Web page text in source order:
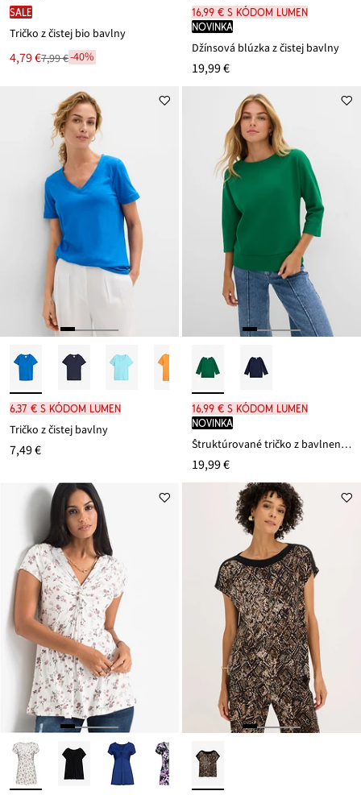
SALE
Tričko z čistej bio bavlny
Nová
cena
4,79 €
Zľava7,99 €-40%
16,99 € s kódom LUMEN
novinka
Džínsová blúzka z čistej bavlny
19,99 €
6,37 € s kódom LUMEN
Tričko z čistej bavlny
7,49 €
16,99 € s kódom LUMEN
novinka
Štruktúrované tričko z bavlneného mixu
19,99 €